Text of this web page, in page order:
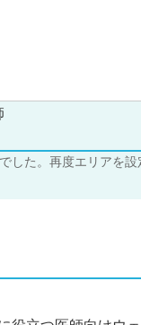
した。再度エリアを